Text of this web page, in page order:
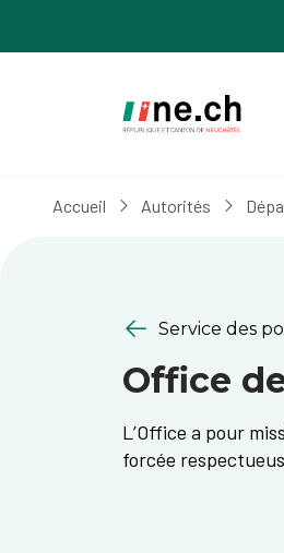
Accueil Autorités
Service des
Office
L’Office a pour
forcée